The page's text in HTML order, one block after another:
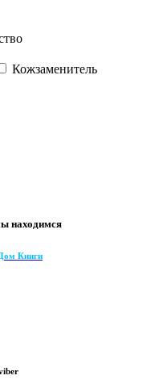
Кожзаменитель
находимся
Книги